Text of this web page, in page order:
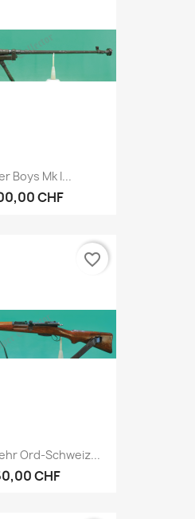
Boys Mk I...
CHF
Ord-Schweiz...
CHF
favorite_border